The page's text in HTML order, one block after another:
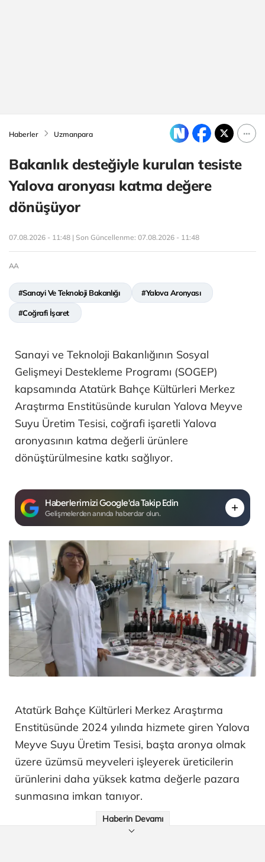
Haberler Uzmanpara
Bakanlık desteğiyle kurulan tesiste
Yalova aronyası katma değere
dönüşüyor
07.08.2026 - 11:48 | Son Güncellenme: 07.08.2026 - 11:48
AA
#Sanayi Ve Teknoloji Bakanlığı #Yalova Aronyası
#Coğrafi İşaret
Sanayi ve Teknoloji Bakanlığının Sosyal
Gelişmeyi Destekleme Programı (SOGEP)
kapsamında Atatürk Bahçe Kültürleri Merkez
Araştırma Enstitüsünde kurulan Yalova Meyve
Suyu Üretim Tesisi, coğrafi işaretli Yalova
aronyasının katma değerli ürünlere
dönüştürülmesine katkı sağlıyor.
Haberlerimizi Google'da Takip Edin
Gelişmelerden anında haberdar olun.
Atatürk Bahçe Kültürleri Merkez Araştırma
Enstitüsünde 2024 yılında hizmete giren Yalova
Meyve Suyu Üretim Tesisi, başta aronya olmak
üzere üzümsü meyveleri işleyerek üreticilerin
ürünlerini daha yüksek katma değerle pazara
sunmasına imkan tanıyor.
Haberin Devamı